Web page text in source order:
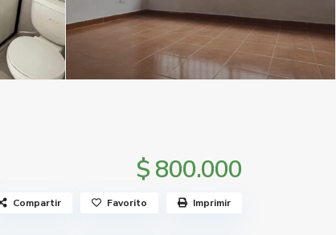
$ 800.000
Compartir Favorito Imprimir